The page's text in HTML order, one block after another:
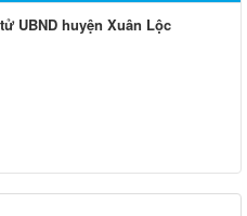
UBND huyện Xuân Lộc